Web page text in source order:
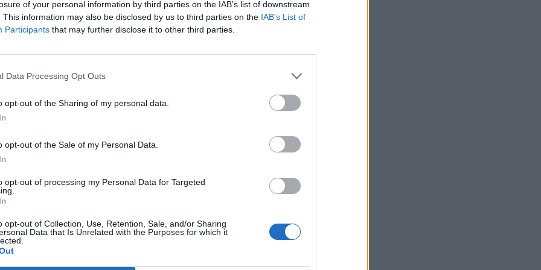
of your personal information by third parties on the IAB’s list of downstream
This information may also be disclosed by us to third parties on the IAB’s List of
Participants that may further disclose it to other third parties.
Data Processing Opt Outs
opt-out of the Sharing of my personal data.
opt-out of the Sale of my Personal Data.
opt-out of processing my Personal Data for Targeted
opt-out of Collection, Use, Retention, Sale, and/or Sharing
Data that Is Unrelated with the Purposes for which it
üzlethálózatban, valamint a csomagküldő kiskereskedelemben 2004-ben
növekedésben szerepet játszott a 2003. decemberi kiemelkedő...
portfolio.hu hírarchívumához tartozik, melynek olvasása előfizetéses
cikkarchívum
elmúlt 2 év napon belüli
Előfizetés